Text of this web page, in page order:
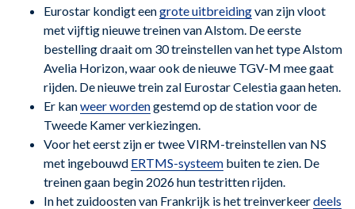
Eurostar kondigt eengrote uitbreidingvan zijn vloot
met vijftig nieuwe treinen van Alstom. De eerste
bestelling draait om 30 treinstellen van het type Alstom
Avelia Horizon, waar ook de nieuwe TGV-M mee gaat
rijden. De nieuwe trein zal Eurostar Celestia gaan heten.
Er kanweer wordengestemd op de station voor de
Tweede Kamer verkiezingen.
Voor het eerst zijn er twee VIRM-treinstellen van NS
met ingebouwd ERTMS-systeem buiten te zien. De
treinen gaan begin 2026 hun testritten rijden.
In het zuidoosten van Frankrijk is het treinverkeerdeels